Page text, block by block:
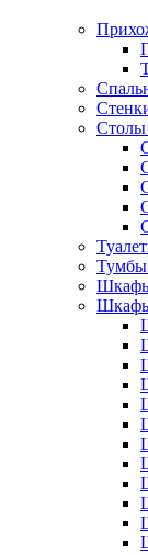
Столы
Тумбы